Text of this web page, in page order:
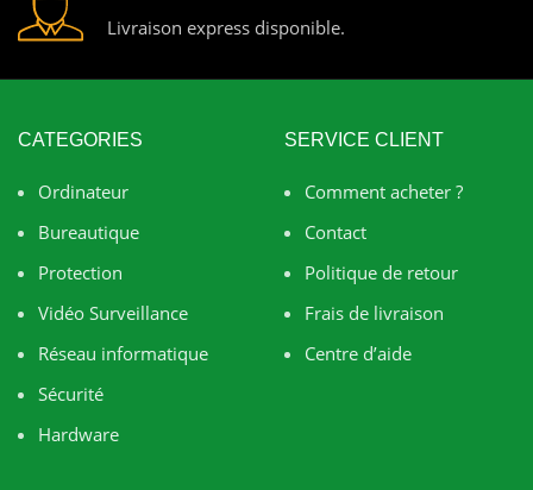
Livraison express disponible.
CATEGORIES
Ordinateur
Bureautique
Protection
Vidéo Surveillance
Réseau informatique
Sécurité
Hardware
SERVICE CLIENT
Comment acheter ?
Contact
Politique de retour
Frais de livraison
Centre d’aide